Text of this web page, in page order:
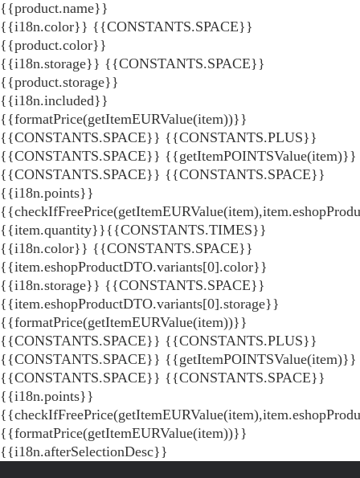
{{product.name}}
{{i18n.color}} {{CONSTANTS.SPACE}}
{{product.color}}
{{i18n.storage}} {{CONSTANTS.SPACE}}
{{product.storage}}
{{i18n.included}}
{{formatPrice(getItemEURValue(item))}}
{{CONSTANTS.SPACE}} {{CONSTANTS.PLUS}}
{{CONSTANTS.SPACE}} {{getItemPOINTSValue(item)}}
{{CONSTANTS.SPACE}} {{CONSTANTS.SPACE}}
{{i18n.points}}
{{item.quantity}}{{CONSTANTS.TIMES}}
{{i18n.color}} {{CONSTANTS.SPACE}}
{{item.eshopProductDTO.variants[0].color}}
{{i18n.storage}} {{CONSTANTS.SPACE}}
{{item.eshopProductDTO.variants[0].storage}}
{{formatPrice(getItemEURValue(item))}}
{{CONSTANTS.SPACE}} {{CONSTANTS.PLUS}}
{{CONSTANTS.SPACE}} {{getItemPOINTSValue(item)}}
{{CONSTANTS.SPACE}} {{CONSTANTS.SPACE}}
{{i18n.points}}
{{formatPrice(getItemEURValue(item))}}
{{i18n.afterSelectionDesc}}